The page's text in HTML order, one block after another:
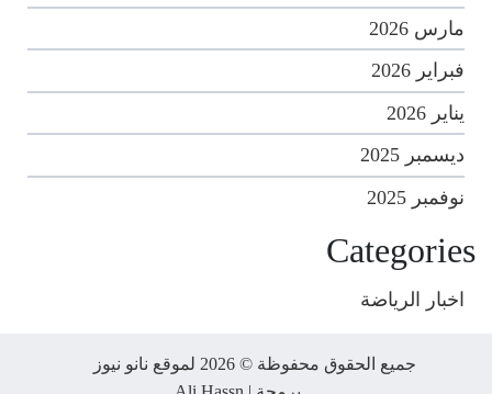
مارس 2026
فبراير 2026
يناير 2026
ديسمبر 2025
نوفمبر 2025
Categories
اخبار الرياضة
جميع الحقوق محفوظة © 2026 لموقع نانو نيوز